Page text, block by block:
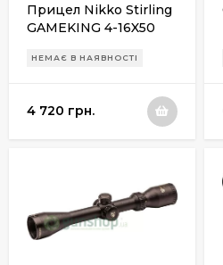
Прицел Nikko Stirling
GAMEKING 4-16X50
НЕМАЄ В НАЯВНОСТІ
4 720 грн.